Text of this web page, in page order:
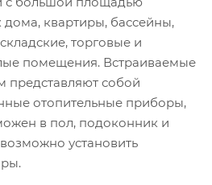
дома, квартиры, бассейны,
торговые и
помещения. Встраиваемые
представляют собой
отопительные приборы,
в пол, подоконник и
установить